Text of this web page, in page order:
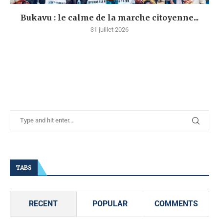
Bukavu : le calme de la marche citoyenne...
31 juillet 2026
TABS
RECENT POPULAR COMMENTS